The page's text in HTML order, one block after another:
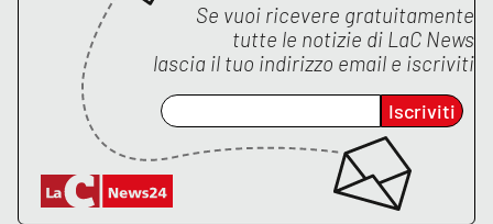
Laconair.it
Lacitymag.it
Lacapitalenews.it
Ilreggino.it
Se vuoi ricevere gratuitamente
tutte le notizie di LaC News
lascia il tuo indirizzo email e iscriviti
Iscriviti